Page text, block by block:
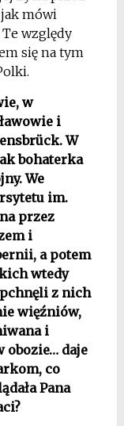
mówi
względy
się na tym
w
i
W
bohaterka
We
im.
przez
i
a potem
wtedy
z nich
więźniów,
i
obozie… daje
co
Pana